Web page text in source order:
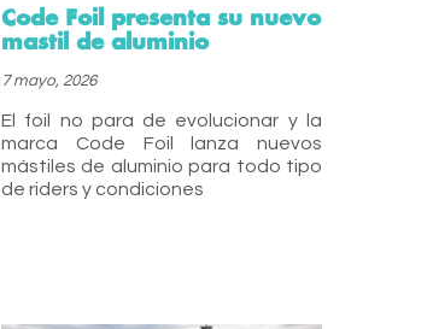
Code Foil presenta su nuevo
mastil de aluminio
7 mayo, 2026
El foil no para de evolucionar y la
marca Code Foil lanza nuevos
mástiles de aluminio para todo tipo
de riders y condiciones